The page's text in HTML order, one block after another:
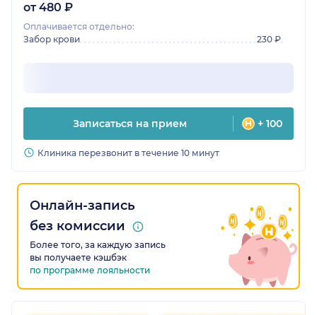
от 480 ₽
Оплачивается отдельно:
Забор крови
230 ₽
Записаться на прием + 100
Клиника перезвонит в течение 10 минут
Онлайн-запись
без комиссии
Более того, за каждую запись
вы получаете кэшбэк
по программе лояльности